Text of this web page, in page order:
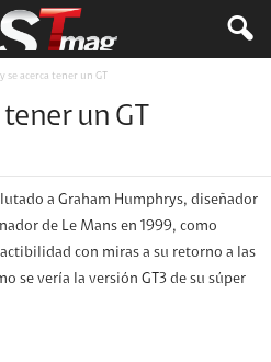
se acerca tener un GT
un GT
a Graham Humphrys, diseñador
de Le Mans en 1999, como
con miras a su retorno a las
se vería la versión GT3 de su súper